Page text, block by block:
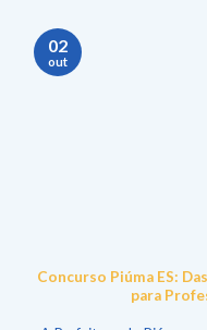
Concurso Piúma ES:
para
02
out